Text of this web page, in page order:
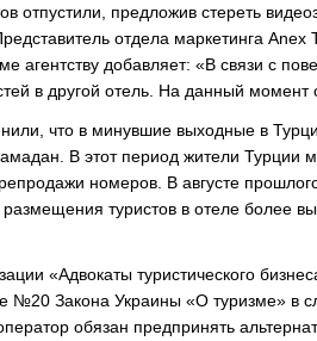
отпустили, предложив стереть
отдела маркетинга
агентству добавляет: «В связи с
в другой отель. На данный
что в минувшие выходные в
В этот период жители Турции
номеров. В августе
туристов в отеле более
«Адвокаты туристического
№20 Закона Украины «О туризме» в
обязан предпринять